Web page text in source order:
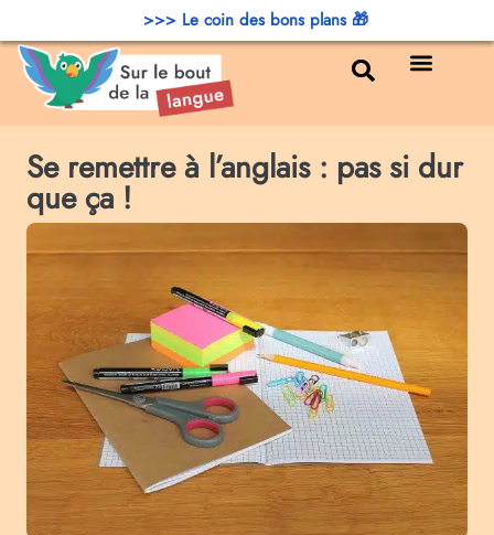
Se remettre à l’anglais : pas si dur
que ça !
>>> Le coin des bons plans 🎁